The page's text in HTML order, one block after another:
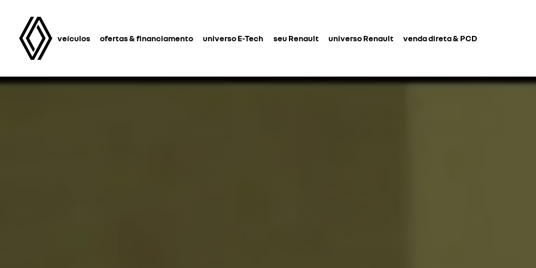
veículos ofertas & financiamento universo E-Tech seu Renault universo Renault venda direta & PCD